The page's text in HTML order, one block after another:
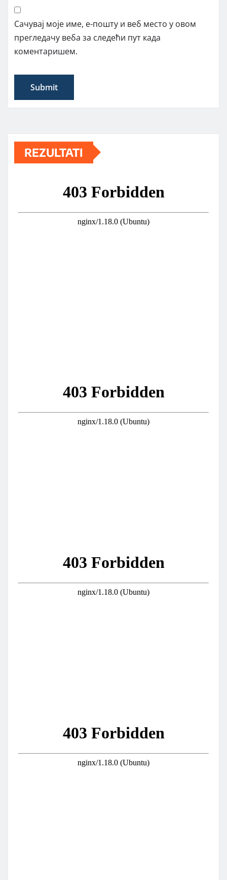
Сачувај моје име, е-пошту и веб место у овом
прегледачу веба за следећи пут када
коментаришем.
REZULTATI